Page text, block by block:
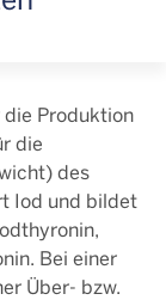
Produktion
die
des
Iod und bildet
Bei einer
Über- bzw.